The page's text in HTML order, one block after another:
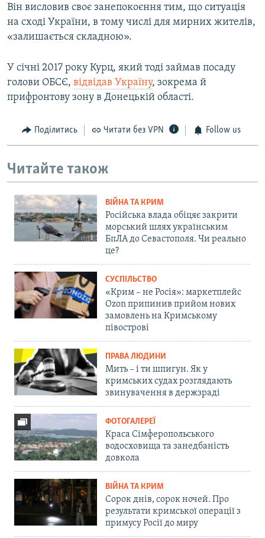
Він висловив своє занепокоєння тим, що ситуація
на сході України, в тому числі для мирних жителів,
«залишається складною».
У січні 2017 року Курц, який тоді займав посаду
голови ОБСЄ, відвідав Україну, зокрема й
прифронтову зону в Донецькій області.
Поділитись Читати без VPN Follow us
Читайте також
ВІЙНА ТА КРИМ
Російська влада обіцяє закрити
морський шлях українським
БпЛА до Севастополя. Чи реально
це?
СУСПІЛЬСТВО
«Крим – не Росія»: маркетплейс
Ozon припинив прийом нових
замовлень на Кримському
півострові
ПРАВА ЛЮДИНИ
Мить – і ти шпигун. Як у
кримських судах розглядають
звинувачення в держзраді
ФОТОГАЛЕРЕЇ
Краса Сімферопольського
водосховища та занедбаність
довкола
ВІЙНА ТА КРИМ
Сорок днів, сорок ночей. Про
результати кримської операції з
примусу Росії до миру